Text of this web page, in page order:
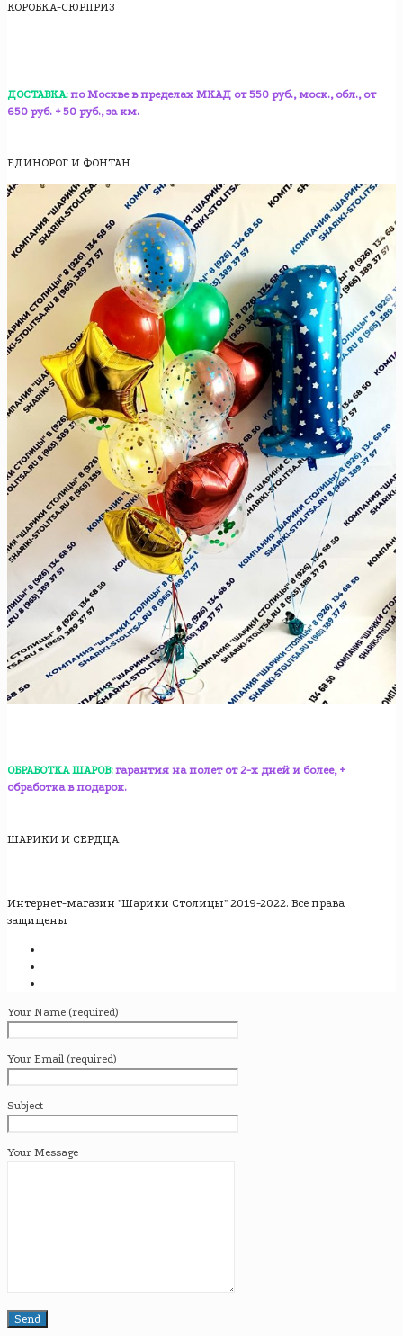
КОРОБКА-СЮРПРИЗ
ДОСТАВКА: по Москве в пределах МКАД от 550 руб., моск., обл., от
650 руб. + 50 руб., за км.
ЕДИНОРОГ И ФОНТАН
ОБРАБОТКА ШАРОВ: гарантия на полет от 2-х дней и более, +
обработка в подарок.
ШАРИКИ И СЕРДЦА
Интернет-магазин "Шарики Столицы" 2019-2022. Все права
защищены
Your Name (required)
Your Email (required)
Subject
Your Message